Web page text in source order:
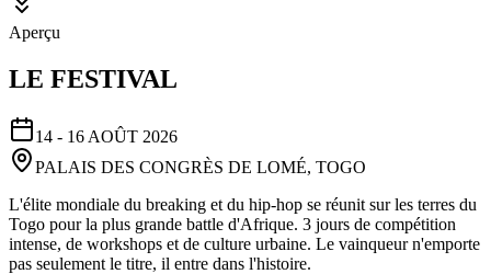
Aperçu
LE FESTIVAL
14 - 16 AOÛT 2026
PALAIS DES CONGRÈS DE LOMÉ, TOGO
L'élite mondiale du breaking et du hip-hop se réunit sur les terres du
Togo pour la plus grande battle d'Afrique. 3 jours de compétition
intense, de workshops et de culture urbaine. Le vainqueur n'emporte
pas seulement le titre, il entre dans l'histoire.